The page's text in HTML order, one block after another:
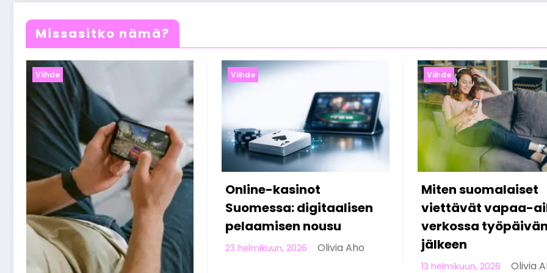
Missasitko nämä?
Viihde
Online-kasinot
Suomessa: digitaalisen
pelaamisen nousu
23 helmikuun, 2026 Olivia Aho
Viihde
Miten suomalaiset
viettävät vapaa-aikaa
verkossa työpäivän
jälkeen
Viihde
5 asiaa, joita et
modernista online-
uhkapelaamisesta
10 helmikuun, 2026